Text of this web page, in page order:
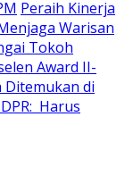
Peraih Kinerja
Warisan
Tokoh
Award II-
Ditemukan di
Harus